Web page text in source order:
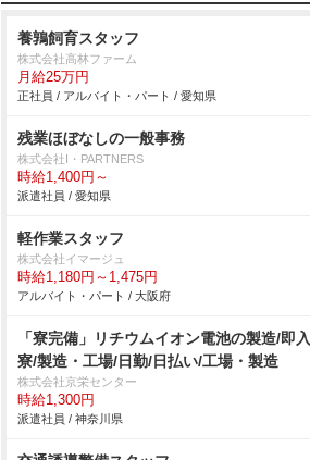
養鶉飼育スタッフ
株式会社高林ファーム
月給25万円
正社員 / アルバイト・パート / 愛知県
残業ほぼなしの一般事務
株式会社I・PARTNERS
時給1,400円～
派遣社員 / 愛知県
軽作業スタッフ
株式会社イマージュ
時給1,180円～1,475円
アルバイト・パート / 大阪府
「寮完備」リチウムイオン電池の製造/即入
寮/製造・工場/日勤/日払い/工場・製造
株式会社京栄センター
時給1,300円
派遣社員 / 神奈川県